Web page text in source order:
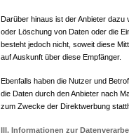
Darüber hinaus ist der Anbieter dazu
oder Löschung von Daten oder die
besteht jedoch nicht, soweit diese
auf Auskunft über diese Empfänger.
Ebenfalls haben die Nutzer und
die Daten durch den Anbieter nach
zum Zwecke der Direktwerbung
III. Informationen zur